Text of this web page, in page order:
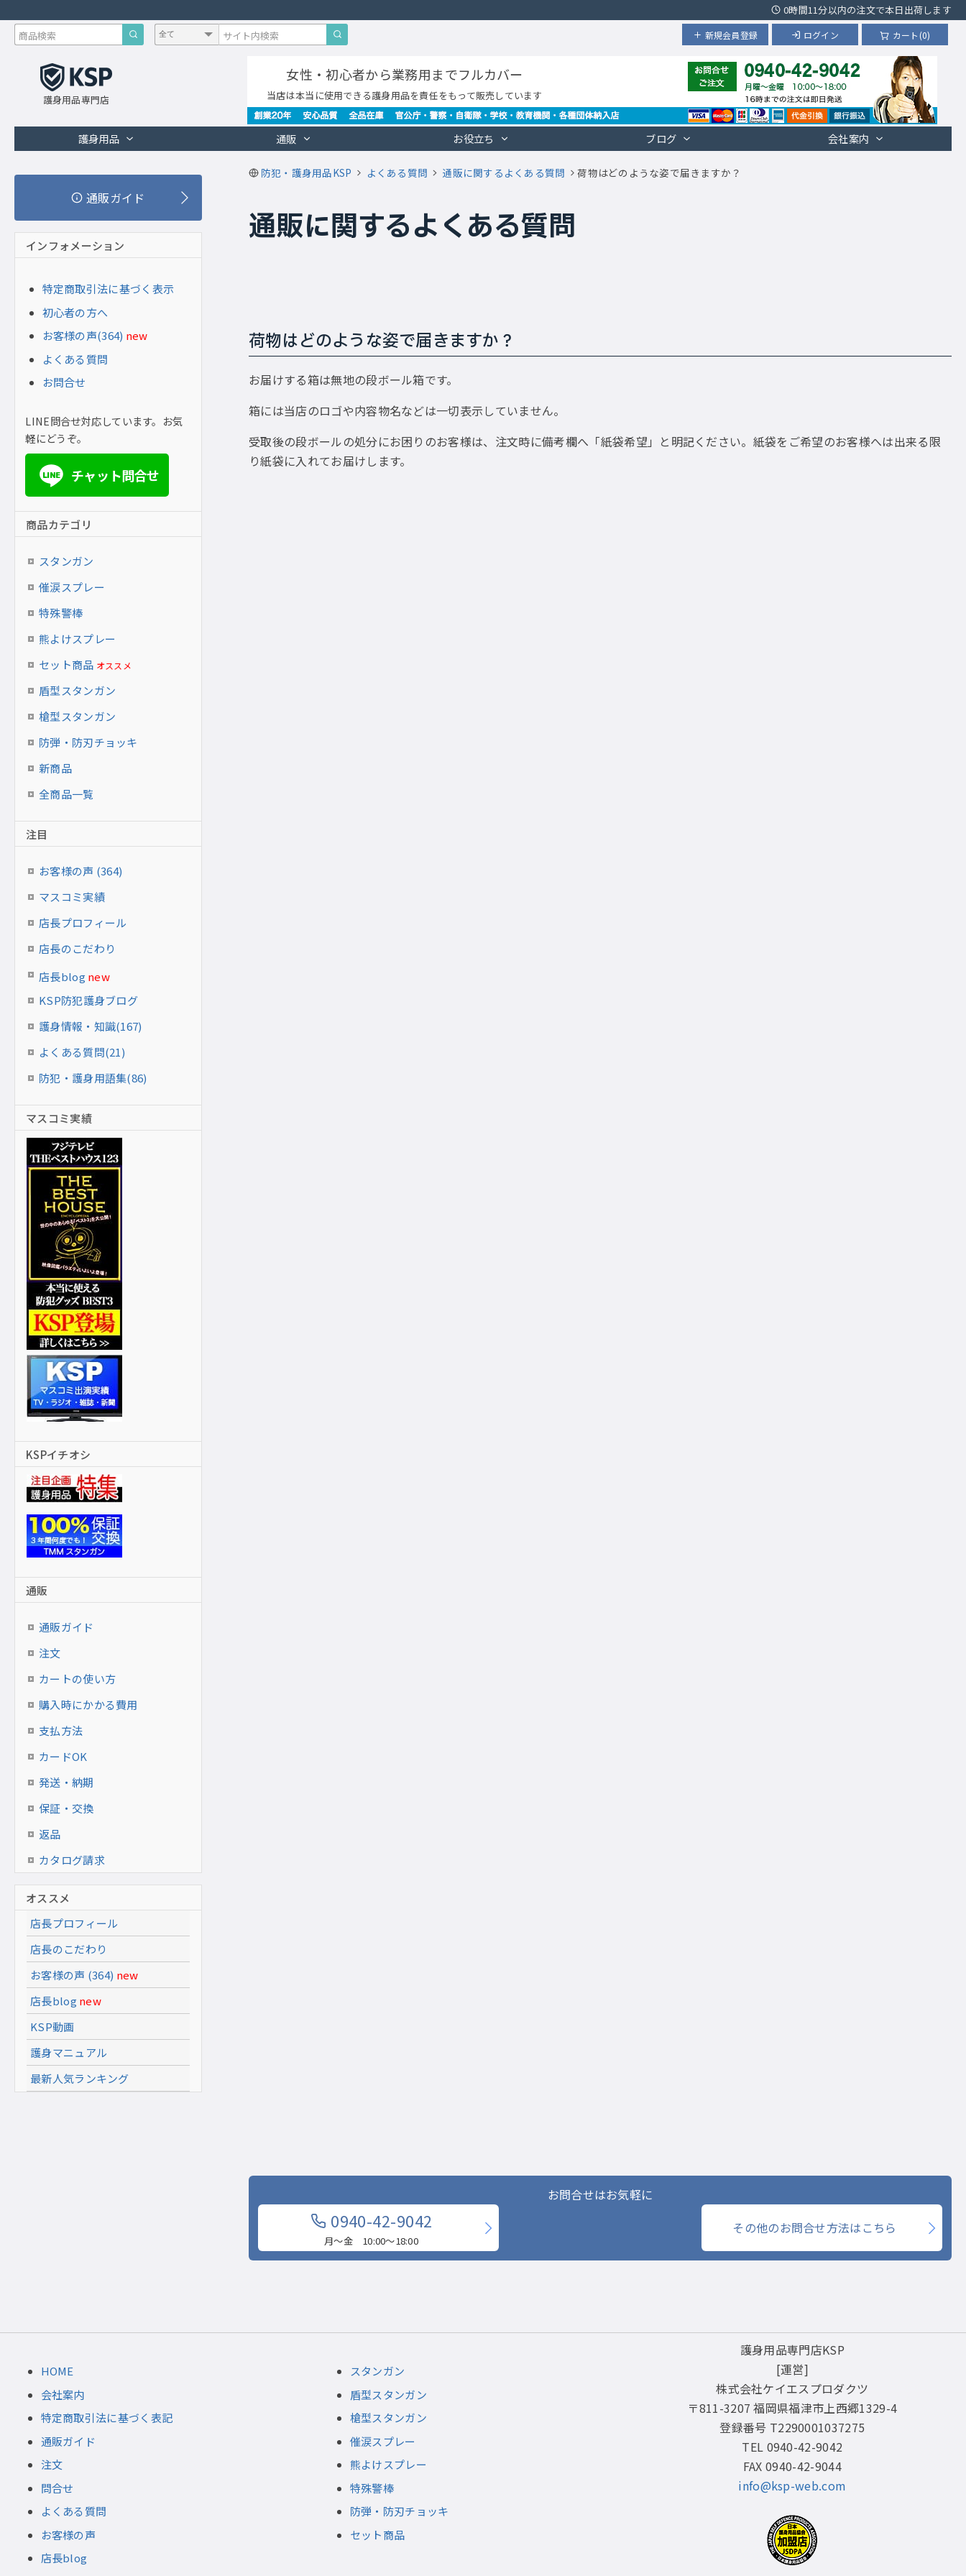
0時間11分以内の注文で本日出荷します
カート(0)
ログイン
新規会員登録
護身用品専門店
女性・初心者から業務用までフルカバー
当店は本当に使用できる護身用品を責任をもって販売しています
護身用品 通販 お役立ち ブログ 会社案内
防犯・護身用品KSP よくある質問 通販に関するよくある質問 荷物はどのような姿で届きますか？
通販に関するよくある質問
荷物はどのような姿で届きますか？
お届けする箱は無地の段ボール箱です。
箱には当店のロゴや内容物名などは一切表示していません。
受取後の段ボールの処分にお困りのお客様は、注文時に備考欄へ「紙袋希望」と明記ください。紙袋をご希望のお客様へは出来る限
り紙袋に入れてお届けします。
通販ガイド
インフォメーション
特定商取引法に基づく表示
初心者の方へ
お客様の声(364) new
よくある質問
お問合せ
LINE問合せ対応しています。お気
軽にどうぞ。
LINE チャット問合せ
商品カテゴリ
スタンガン
催涙スプレー
特殊警棒
熊よけスプレー
セット商品 オススメ
盾型スタンガン
槍型スタンガン
防弾・防刃チョッキ
新商品
全商品一覧
注目
お客様の声 (364)
マスコミ実績
店長プロフィール
店長のこだわり
店長blog new
KSP防犯護身ブログ
護身情報・知識(167)
よくある質問(21)
防犯・護身用語集(86)
マスコミ実績
KSPイチオシ
通販
通販ガイド
注文
カートの使い方
購入時にかかる費用
支払方法
カードOK
発送・納期
保証・交換
返品
カタログ請求
オススメ
店長プロフィール
店長のこだわり
お客様の声 (364) new
店長blog new
KSP動画
護身マニュアル
最新人気ランキング
お問合せはお気軽に
0940-42-9042
月〜金 10:00〜18:00
その他のお問合せ方法はこちら
HOME
会社案内
特定商取引法に基づく表記
通販ガイド
注文
問合せ
よくある質問
お客様の声
店長blog
スタンガン
盾型スタンガン
槍型スタンガン
催涙スプレー
熊よけスプレー
特殊警棒
防弾・防刃チョッキ
セット商品
護身用品専門店KSP
[運営]
株式会社ケイエスプロダクツ
〒811-3207 福岡県福津市上西郷1329-4
登録番号 T2290001037275
TEL 0940-42-9042
FAX 0940-42-9044
info@ksp-web.com